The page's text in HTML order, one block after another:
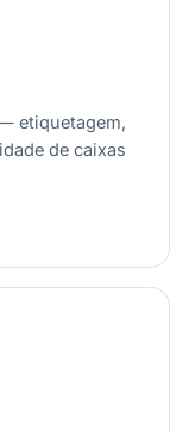
etiquetagem,
de caixas